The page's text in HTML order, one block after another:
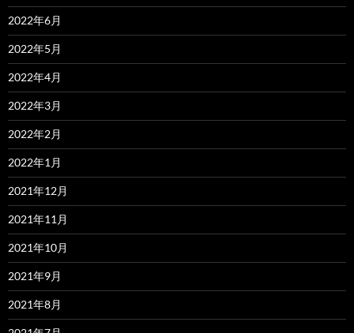
2022年6月
2022年5月
2022年4月
2022年3月
2022年2月
2022年1月
2021年12月
2021年11月
2021年10月
2021年9月
2021年8月